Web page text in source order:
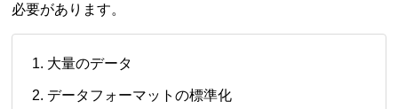
必要があります。
大量のデータ
データフォーマットの標準化